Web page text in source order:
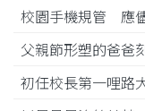
校園手機規管 應
父親節形塑的爸爸
初任校長第一哩路